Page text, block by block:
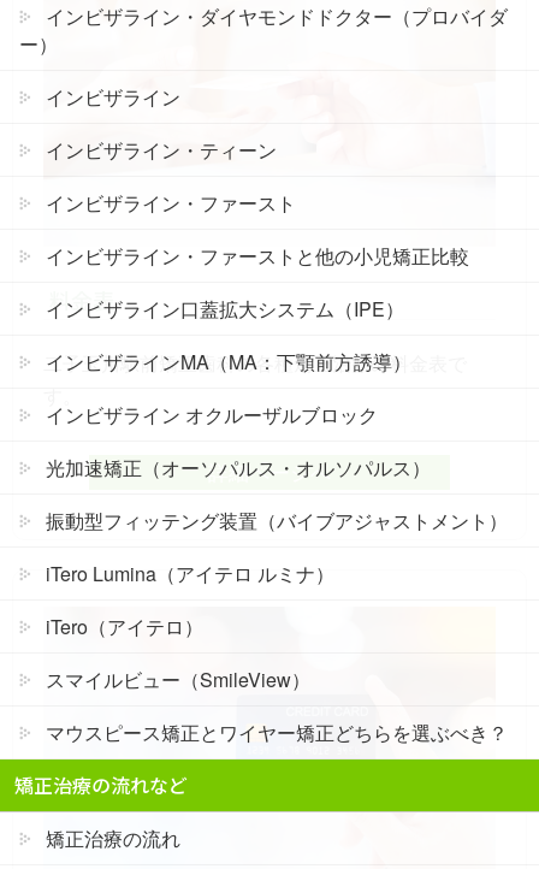
料金表
二子玉川駅前矯正歯科の各種矯正治療の料金表で
詳細ページへ
インビザライン・ダイヤモンドドクター（プロバイダ
ー）
インビザライン
インビザライン・ティーン
インビザライン・ファースト
インビザライン・ファーストと他の小児矯正比較
インビザライン口蓋拡大システム（IPE）
インビザラインMA（MA：下顎前方誘導）
インビザライン オクルーザルブロック
光加速矯正（オーソパルス・オルソパルス）
振動型フィッテング装置（バイブアジャストメント）
iTero Lumina（アイテロ ルミナ）
iTero（アイテロ）
スマイルビュー（SmileView）
マウスピース矯正とワイヤー矯正どちらを選ぶべき？
矯正治療の流れなど
矯正治療の流れ